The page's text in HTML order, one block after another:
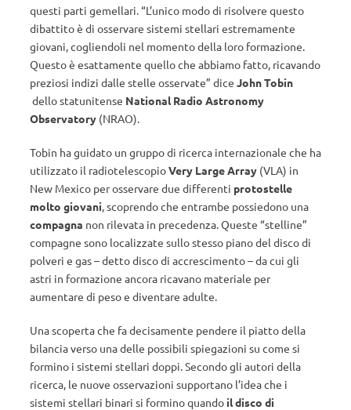
questi parti gemellari. “L’unico modo di risolvere questo
dibattito è di osservare sistemi stellari estremamente
giovani, cogliendoli nel momento della loro formazione.
Questo è esattamente quello che abbiamo fatto, ricavando
preziosi indizi dalle stelle osservate” dice John Tobin
dello statunitense National Radio Astronomy
Observatory (NRAO).
Tobin ha guidato un gruppo di ricerca internazionale che ha
utilizzato il radiotelescopioVery Large Array (VLA) in
New Mexico per osservare due differenti protostelle
molto giovani, scoprendo che entrambe possiedono una
compagna non rilevata in precedenza. Queste “stelline”
compagne sono localizzate sullo stesso piano del disco di
polveri e gas – detto disco di accrescimento – da cui gli
astri in formazione ancora ricavano materiale per
aumentare di peso e diventare adulte.
Una scoperta che fa decisamente pendere il piatto della
bilancia verso una delle possibili spiegazioni su come si
formino i sistemi stellari doppi. Secondo gli autori della
ricerca, le nuove osservazioni supportano l’idea che i
sistemi stellari binari si formino quando il disco di